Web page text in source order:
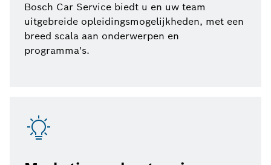
Bosch Car Service biedt u en uw team
uitgebreide opleidingsmogelijkheden, met een
breed scala aan onderwerpen en
programma's.